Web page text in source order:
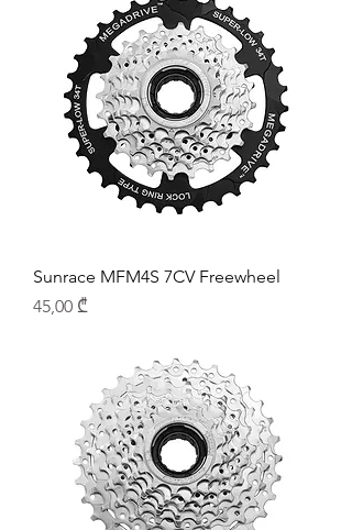
Sunrace MFM4S 7CV Freewheel
Price
45,00 ₾